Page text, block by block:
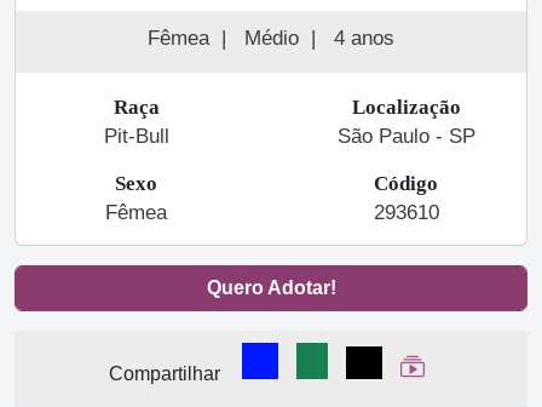
Fêmea | Médio | 4 anos
Raça
Pit-Bull
Localização
São Paulo - SP
Sexo
Fêmea
Código
293610
Quero Adotar!
Compartilhar
Compartilhar no Facebook
Compartilhar no
Compartilhar
Ver Web Story